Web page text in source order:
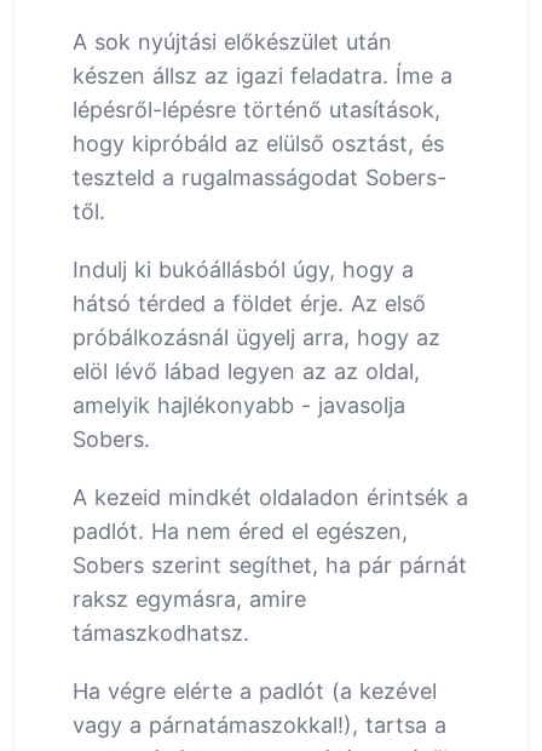
A sok nyújtási előkészület után
készen állsz az igazi feladatra. Íme a
lépésről-lépésre történő utasítások,
hogy kipróbáld az elülső osztást, és
teszteld a rugalmasságodat Sobers-
től.
Indulj ki bukóállásból úgy, hogy a
hátsó térded a földet érje. Az első
próbálkozásnál ügyelj arra, hogy az
elöl lévő lábad legyen az az oldal,
amelyik hajlékonyabb - javasolja
Sobers.
A kezeid mindkét oldaladon érintsék a
padlót. Ha nem éred el egészen,
Sobers szerint segíthet, ha pár párnát
raksz egymásra, amire
támaszkodhatsz.
Ha végre elérte a padlót (a kezével
vagy a párnatámaszokkal!), tartsa a